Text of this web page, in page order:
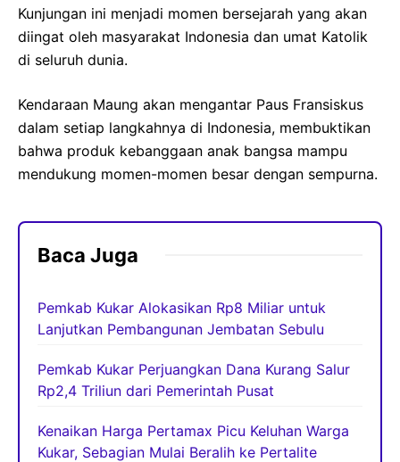
Kunjungan ini menjadi momen bersejarah yang akan
diingat oleh masyarakat Indonesia dan umat Katolik
di seluruh dunia.
Kendaraan Maung akan mengantar Paus Fransiskus
dalam setiap langkahnya di Indonesia, membuktikan
bahwa produk kebanggaan anak bangsa mampu
mendukung momen-momen besar dengan sempurna.
Baca Juga
Pemkab Kukar Alokasikan Rp8 Miliar untuk
Lanjutkan Pembangunan Jembatan Sebulu
Pemkab Kukar Perjuangkan Dana Kurang Salur
Rp2,4 Triliun dari Pemerintah Pusat
Kenaikan Harga Pertamax Picu Keluhan Warga
Kukar, Sebagian Mulai Beralih ke Pertalite